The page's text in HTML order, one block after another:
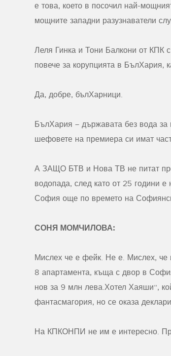
е това, което в посочил най-
мощните западни разузнаватели
Леля Гинка и Тони Балкони от КПК
повече за корупцията в
Да, добре, бълХарници.
БълХария – държавата без вода за
шефовете на премиера си имат
А ЗАЩО БТВ и Нова ТВ не питат
водопада, след като от 25 години
София още по времето на
СОНЯ МОМЧИЛОВА:
Мислех че е фейк. Не е. Мислех, че
8 апартамента, къща с двор в
нов за 9 млн лева.Хотел Хаяши“,
фантасмагория, но се оказа
На КПКОНПИ не им е интересно.